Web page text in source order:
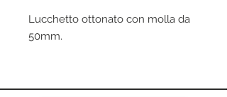
Lucchetto ottonato con molla da
50mm.